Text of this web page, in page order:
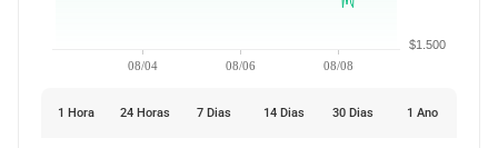
08/04 08/06 08/08
$1.500
1 Hora 24 Horas 7 Dias 14 Dias 30 Dias 1 Ano